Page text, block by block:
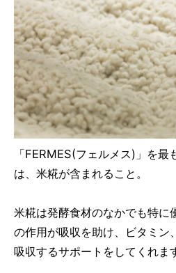
「FERMES(フェルメス)」を最
は、米糀が含まれること。
米糀は発酵食材のなかでも特に
の作用が吸収を助け、ビタミン
吸収するサポートをしてくれま